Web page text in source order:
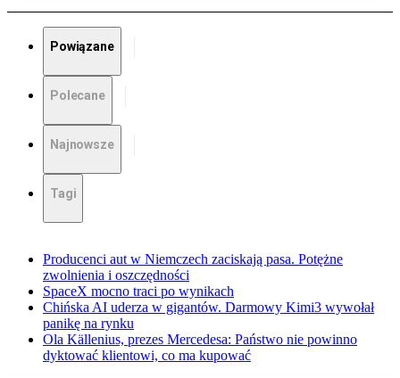
Powiązane
Polecane
Najnowsze
Tagi
Producenci aut w Niemczech zaciskają pasa. Potężne
zwolnienia i oszczędności
SpaceX mocno traci po wynikach
Chińska AI uderza w gigantów. Darmowy Kimi3 wywołał
panikę na rynku
Ola Källenius, prezes Mercedesa: Państwo nie powinno
dyktować klientowi, co ma kupować